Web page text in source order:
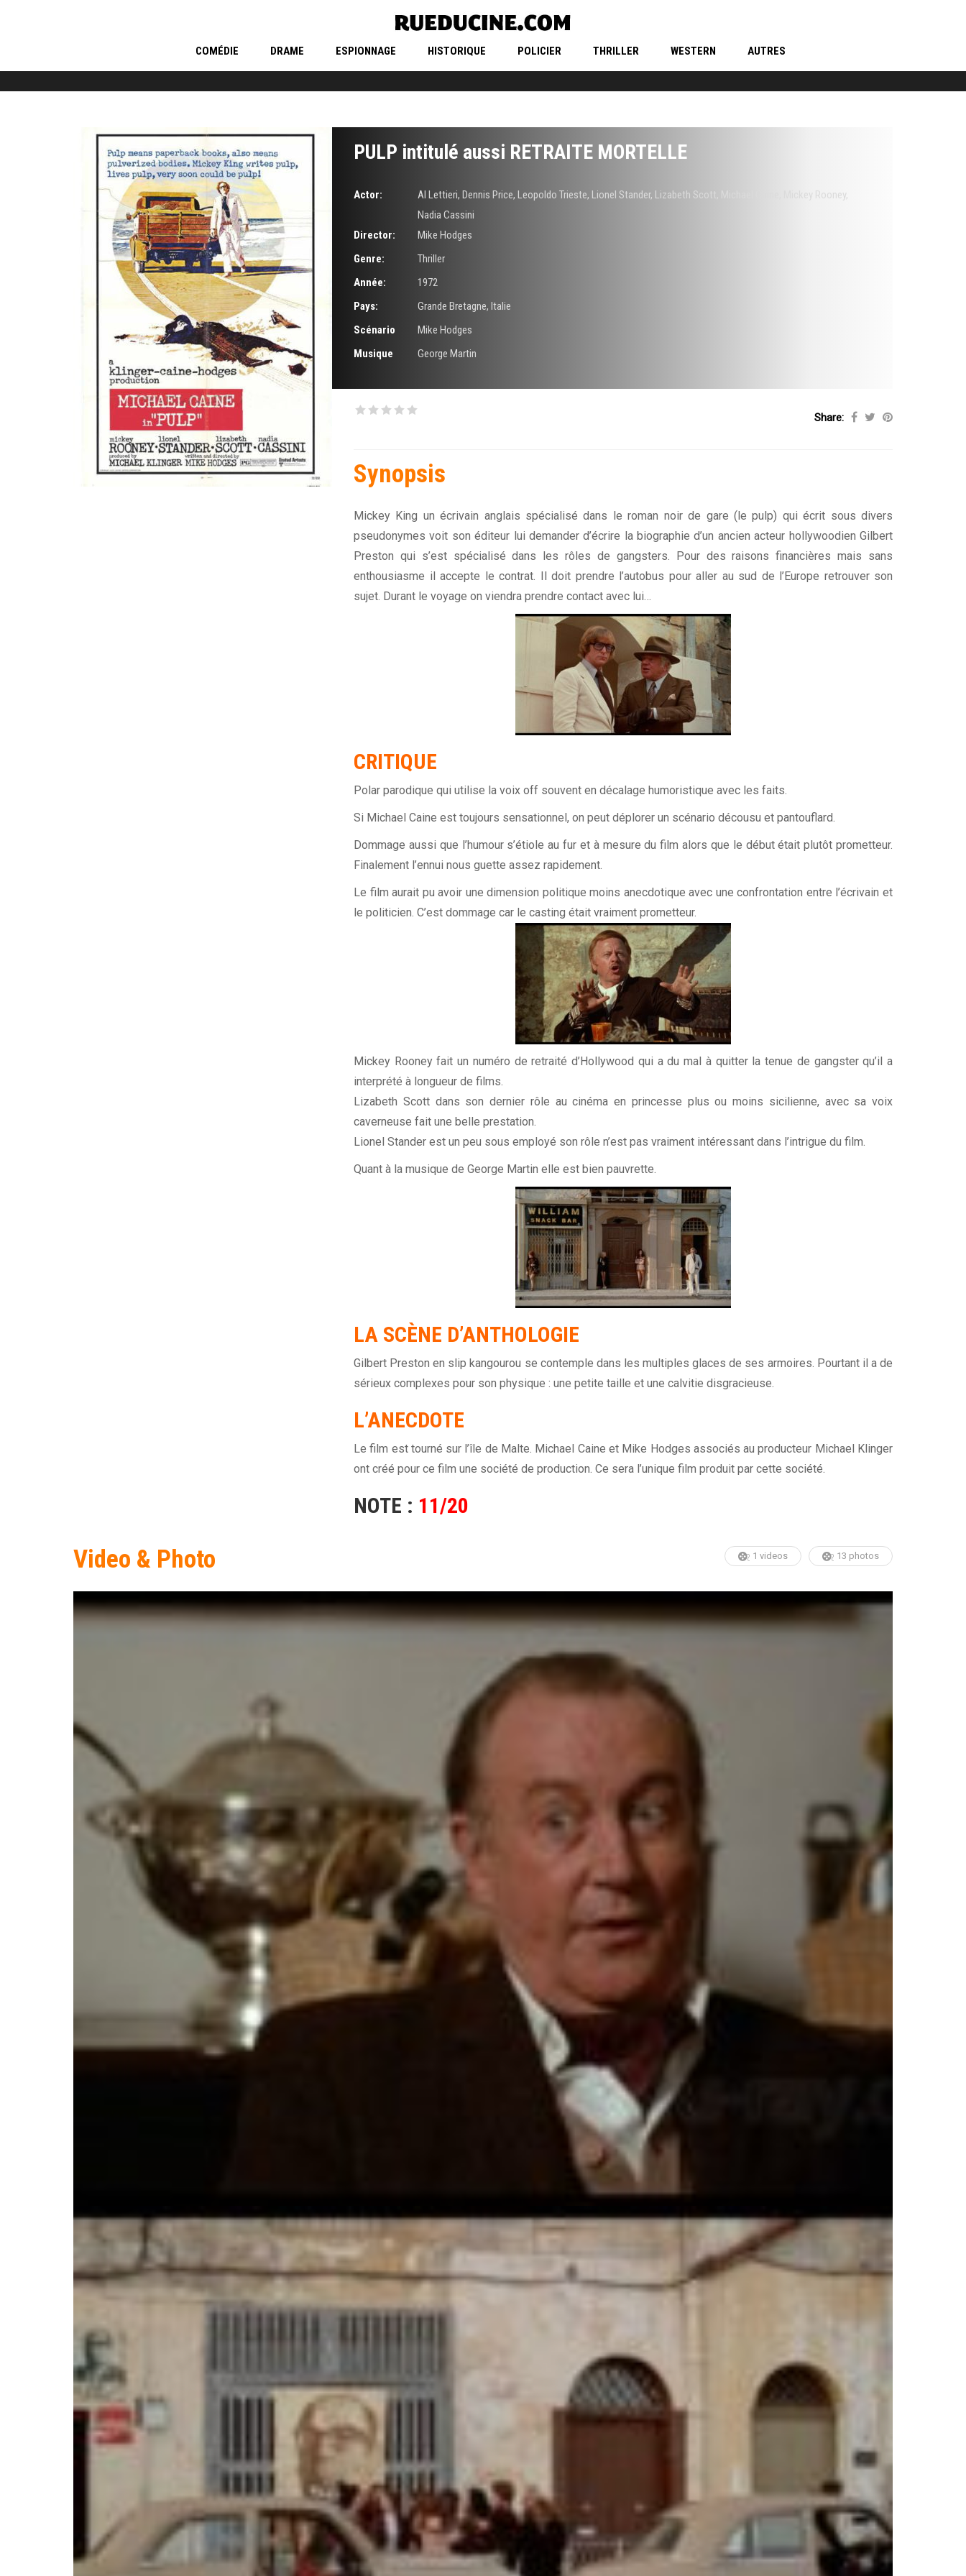
COMÉDIE DRAME ESPIONNAGE HISTORIQUE POLICIER THRILLER WESTERN AUTRES
PULP intitulé aussi RETRAITE MORTELLE
Actor: Al Lettieri, Dennis Price, Leopoldo Trieste, Lionel Stander, Lizabeth Scott Mickey Rooney,
Nadia Cassini
Director:
Mike Hodges
Genre:
Thriller
Année:
1972
Pays:
Grande Bretagne, Italie
Scénario
Mike Hodges
Musique
George Martin
Share:
Synopsis
Mickey King un écrivain anglais spécialisé dans le roman noir de gare (le pulp) qui écrit sous divers
pseudonymes voit son éditeur lui demander d’écrire la biographie d’un ancien acteur hollywoodien Gilbert
Preston qui s’est spécialisé dans les rôles de gangsters. Pour des raisons financières mais sans
enthousiasme il accepte le contrat. Il doit prendre l’autobus pour aller au sud de l’Europe retrouver son
sujet. Durant le voyage on viendra prendre contact avec lui…
CRITIQUE
Polar parodique qui utilise la voix off souvent en décalage humoristique avec les faits.
Si Michael Caine est toujours sensationnel, on peut déplorer un scénario décousu et pantouflard.
Dommage aussi que l’humour s’étiole au fur et à mesure du film alors que le début était plutôt prometteur.
Finalement l’ennui nous guette assez rapidement.
Le film aurait pu avoir une dimension politique moins anecdotique avec une confrontation entre l’écrivain et
le politicien. C’est dommage car le casting était vraiment prometteur.
Mickey Rooney fait un numéro de retraité d’Hollywood qui a du mal à quitter la tenue de gangster qu’il a
interprété à longueur de films.
Lizabeth Scott dans son dernier rôle au cinéma en princesse plus ou moins sicilienne, avec sa voix
caverneuse fait une belle prestation.
Lionel Stander est un peu sous employé son rôle n’est pas vraiment intéressant dans l’intrigue du film.
Quant à la musique de George Martin elle est bien pauvrette.
LA SCÈNE D’ANTHOLOGIE
Gilbert Preston en slip kangourou se contemple dans les multiples glaces de ses armoires. Pourtant il a de
sérieux complexes pour son physique : une petite taille et une calvitie disgracieuse.
L’ANECDOTE
Le film est tourné sur l’île de Malte. Michael Caine et Mike Hodges associés au producteur Michael Klinger
ont créé pour ce film une société de production. Ce sera l’unique film produit par cette société.
NOTE : 11/20
Video & Photo 1 videos 13 photos